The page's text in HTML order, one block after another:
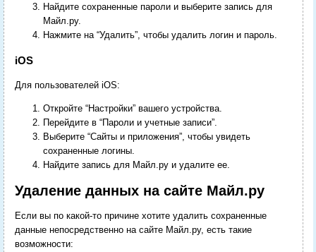
Найдите сохраненные пароли и выберите запись для
Майл.ру.
Нажмите на “Удалить”, чтобы удалить логин и пароль.
iOS
Для пользователей iOS:
Откройте “Настройки” вашего устройства.
Перейдите в “Пароли и учетные записи”.
Выберите “Сайты и приложения”, чтобы увидеть
сохраненные логины.
Найдите запись для Майл.ру и удалите ее.
Удаление данных на сайте Майл.ру
Если вы по какой-то причине хотите удалить сохраненные
данные непосредственно на сайте Майл.ру, есть такие
возможности: